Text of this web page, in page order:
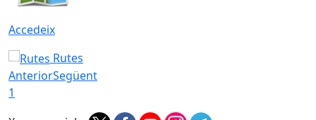
Accedeix
Rutes
AnteriorSegüent
1